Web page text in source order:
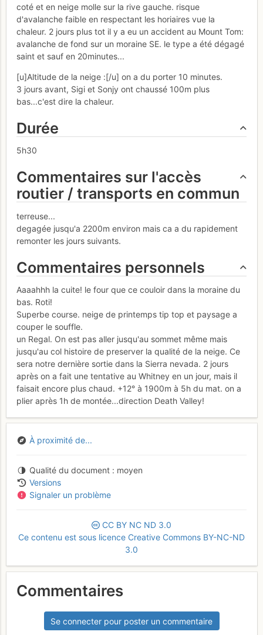
coté et en neige molle sur la rive gauche. risque
d'avalanche faible en respectant les horiaires vue la
chaleur. 2 jours plus tot il y a eu un accident au Mount Tom:
avalanche de fond sur un moraine SE. le type a été dégagé
saint et sauf en 20minutes...
[u]Altitude de la neige :[/u] on a du porter 10 minutes.
3 jours avant, Sigi et Sonjy ont chaussé 100m plus
bas...c'est dire la chaleur.
Durée
5h30
Commentaires sur l'accès
routier / transports en commun
terreuse...
degagée jusqu'a 2200m environ mais ca a du rapidement
remonter les jours suivants.
Commentaires personnels
Aaaahhh la cuite! le four que ce couloir dans la moraine du
bas. Roti!
Superbe course. neige de printemps tip top et paysage a
couper le souffle.
un Regal. On est pas aller jusqu'au sommet même mais
jusqu'au col histoire de preserver la qualité de la neige. Ce
sera notre dernière sortie dans la Sierra nevada. 2 jours
après on a fait une tentative au Whitney en un jour, mais il
faisait encore plus chaud. +12° à 1900m à 5h du mat. on a
plier après 1h de montée...direction Death Valley!
À proximité de...
Qualité du document
moyen
Versions
Signaler un problème
CC BY NC ND 3.0
Ce contenu est sous licence Creative Commons BY-NC-ND
3.0
Commentaires
Se connecter pour poster un commentaire